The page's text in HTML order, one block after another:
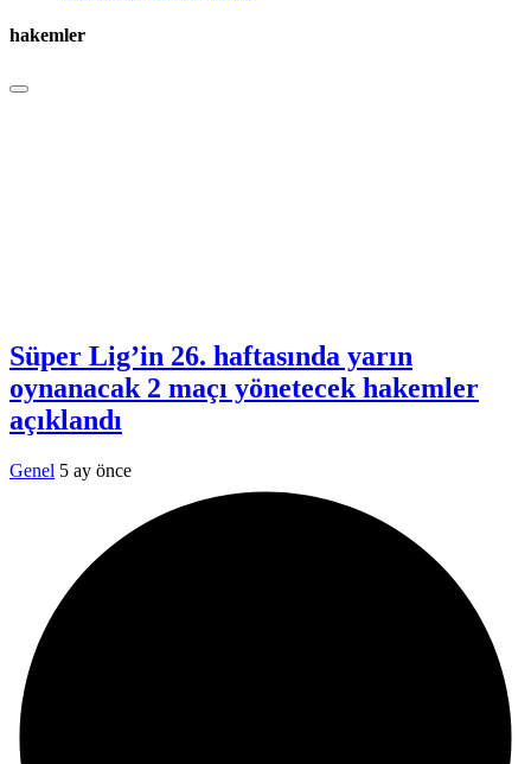
hakemler
Süper Lig’in 26. haftasında yarın
oynanacak 2 maçı yönetecek hakemler
açıklandı
Genel 5 ay önce